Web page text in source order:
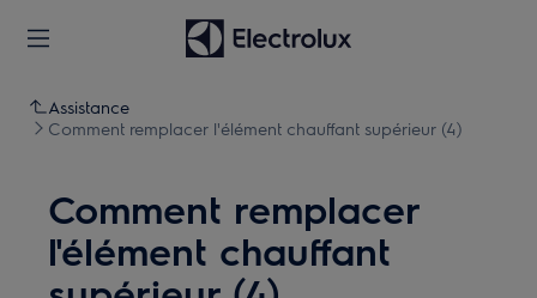
Assistance
Comment remplacer l'élément chauffant supérieur (4)
Comment remplacer
l'élément chauffant